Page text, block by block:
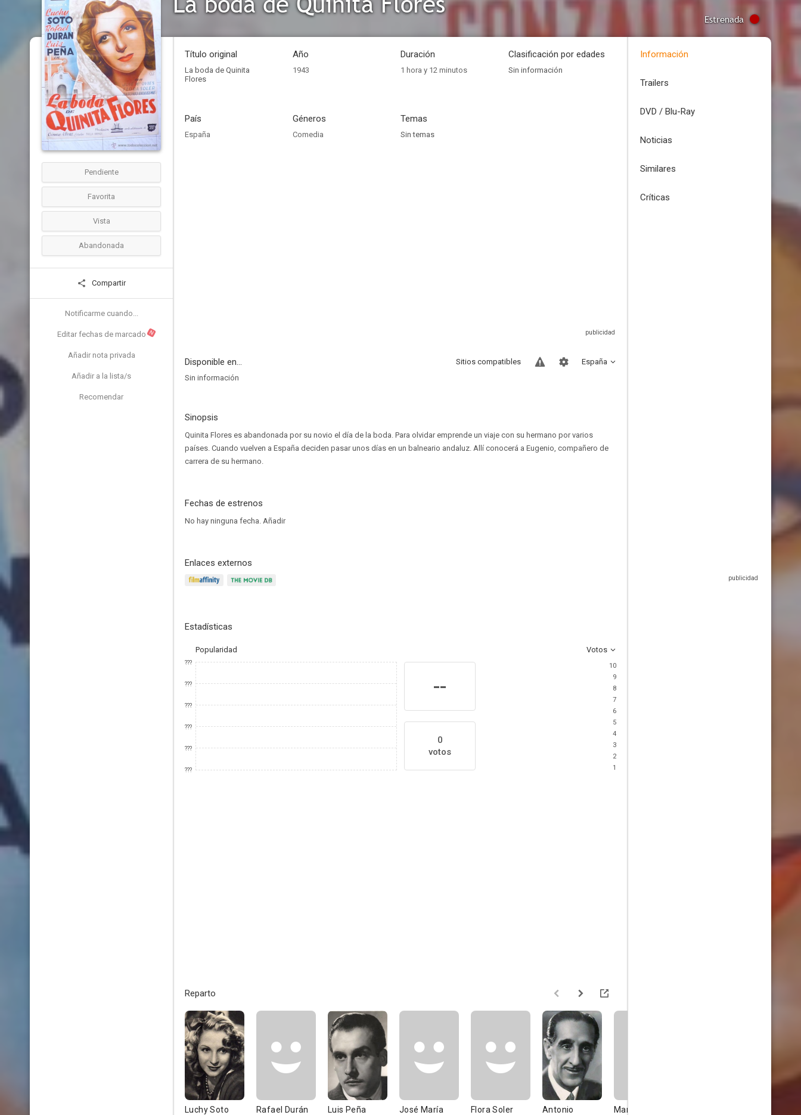
Estrenada
Pendiente
Favorita
Vista
Abandonada
Compartir
Notificarme cuando...
Editar fechas de marcado N
Añadir nota privada
Añadir a la lista/s
Recomendar
Título original
La boda de Quinita
Flores
Año
1943
Duración
1 hora y 12 minutos
Clasificación por edades
Sin información
País
España
Géneros
Comedia
Temas
Sin temas
Disponible en... España
Sitios compatibles
Sin información
Sinopsis
Quinita Flores es abandonada por su novio el día de la boda. Para olvidar emprende un viaje con su hermano por varios
países. Cuando vuelven a España deciden pasar unos días en un balneario andaluz. Allí conocerá a Eugenio, compañero de
carrera de su hermano.
Fechas de estrenos
No hay ninguna fecha. Añadir
Enlaces externos
Estadísticas
Popularidad Votos
???
???
???
???
???
???
--
0
votos
10
9
8
7
6
5
4
3
2
1
Reparto
Luchy Soto Rafael Durán Luis Peña
José María
Flora Soler
Antonio
Marta Grau
Información
Trailers
DVD / Blu-Ray
Noticias
Similares
Críticas